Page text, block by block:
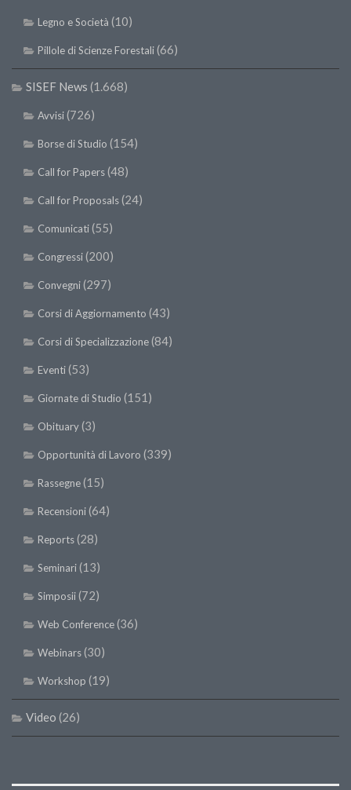
Legno e Società (10)
Pillole di Scienze Forestali(66)
SISEF News (1.668)
Avvisi(726)
Borse di Studio (154)
Call for Papers(48)
Call for Proposals(24)
Comunicati(55)
Congressi(200)
Convegni(297)
Corsi di Aggiornamento (43)
Corsi di Specializzazione(84)
Eventi(53)
Giornate di Studio (151)
Obituary(3)
Opportunità di Lavoro (339)
Rassegne(15)
Recensioni(64)
Reports(28)
Seminari(13)
Simposii(72)
Web Conference(36)
Webinars(30)
Workshop (19)
Video (26)